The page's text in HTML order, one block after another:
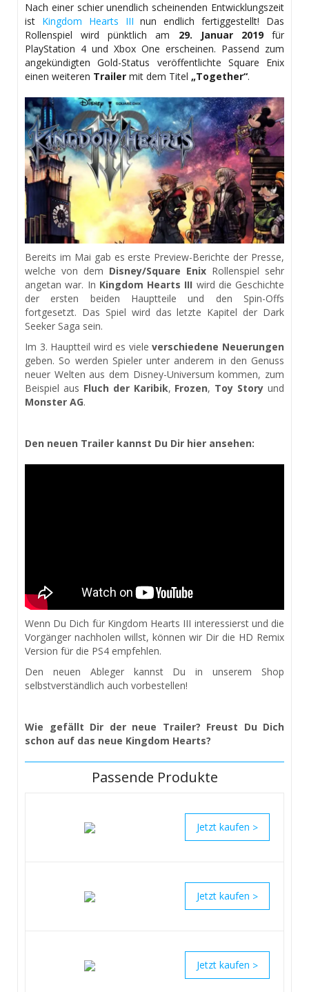
Nach einer schier unendlich scheinenden Entwicklungszeit
ist Kingdom Hearts III nun endlich fertiggestellt! Das
Rollenspiel wird pünktlich am 29. Januar 2019für
PlayStation 4 und Xbox One erscheinen. Passend zum
angekündigten Gold-Status veröffentlichte Square Enix
einen weiteren Trailer mit dem Titel „Together“.
Bereits im Mai gab es erste Preview-Berichte der Presse,
welche von dem Disney/Square Enix Rollenspiel sehr
angetan war. In Kingdom Hearts III wird die Geschichte
der ersten beiden Hauptteile und den Spin-Offs
fortgesetzt. Das Spiel wird das letzte Kapitel der Dark
Seeker Saga sein.
Im 3. Hauptteil wird es vieleverschiedene Neuerungen
geben. So werden Spieler unter anderem in den Genuss
neuer Welten aus dem Disney-Universum kommen, zum
Beispiel aus Fluch der Karibik, Frozen, Toy Story und
Monster AG.
Den neuen Trailer kannst Du Dir hier ansehen:
Wenn Du Dich für Kingdom Hearts III interessierst und die
Vorgänger nachholen willst, können wir Dir die HD Remix
Version für die PS4 empfehlen.
Den neuen Ableger kannst Du in unserem Shop
selbstverständlich auch vorbestellen!
Wie gefällt Dir der neue Trailer? Freust Du Dich
schon auf das neue Kingdom Hearts?
Passende Produkte
>
>
>